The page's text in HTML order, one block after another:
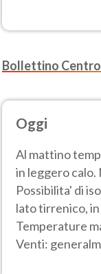
Bollettino
Oggi
Al mattino
in leggero calo.
Possibilita' di
lato tirrenico, in
Temperature
Venti: